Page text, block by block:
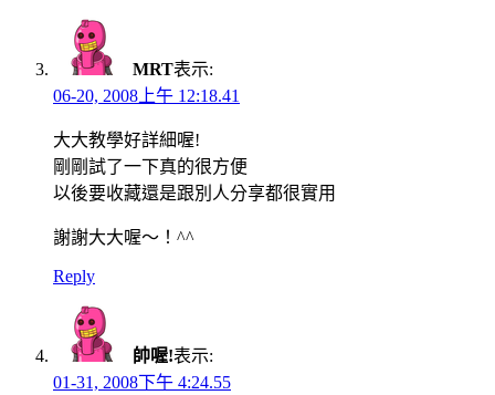
MRT表示:
06-20, 2008上午 12:18.41
大大教學好詳細喔!
剛剛試了一下真的很方便
以後要收藏還是跟別人分享都很實用
謝謝大大喔～！^^
Reply
帥喔!表示:
01-31, 2008下午 4:24.55